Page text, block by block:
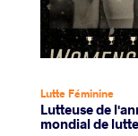
Lutte Féminine
Lutteuse de
mondial de